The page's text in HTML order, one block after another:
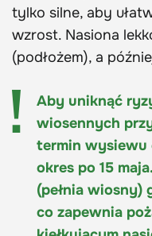
tylko silne, aby
wzrost. Nasiona
(podłożem), a
Aby uniknąć
wiosennych
termin
okres po 15
(pełnia wiosny)
co zapewnia